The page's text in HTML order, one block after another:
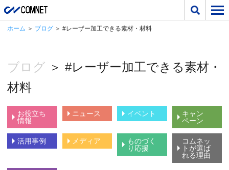
ホーム ＞ ブログ ＞ #レーザー加工できる素材・材料
ブログ ＞ #レーザー加工できる素材・
材料
お役立ち
情報
ニュース イベント
キャン
ペーン
活用事例 メディア
ものづく
り応援
コムネッ
トが選ば
れる理由